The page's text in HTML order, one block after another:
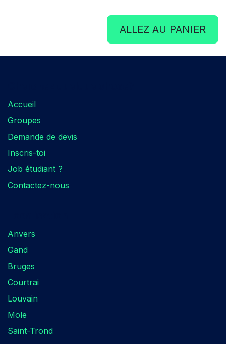
ALLEZ AU PANIER
Accueil
Groupes
Demande de devis
Inscris-toi
Job étudiant ?
Contactez-nous
Anvers
Gand
Bruges
Courtrai
Louvain
Mole
Saint-Trond